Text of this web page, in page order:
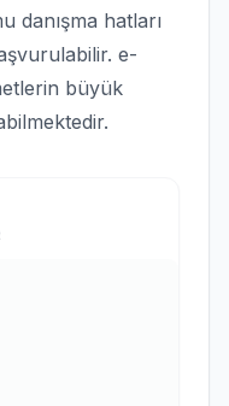
danışma hatları
e-
büyük